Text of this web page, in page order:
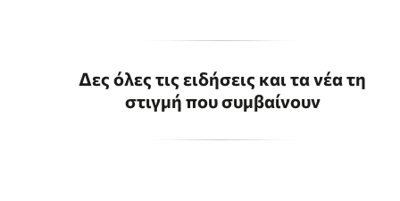
Δες όλες τις ειδήσεις και τα νέα τη
στιγμή που συμβαίνουν